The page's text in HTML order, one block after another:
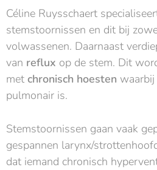
Céline Ruysschaert
stemstoornissen en dit bij
volwassenen. Daarnaast
van reflux op de stem. Dit
met chronisch hoesten
pulmonair is.
Stemstoornissen gaan vaak
gespannen larynx/
dat iemand chronisch